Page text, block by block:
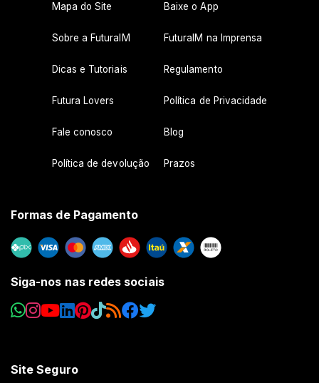
Mapa do Site Baixe o App
Sobre a FuturaIM FuturaIM na Imprensa
Dicas e Tutoriais Regulamento
Futura Lovers Política de Privacidade
Fale conosco Blog
Política de devolução Prazos
Formas de Pagamento
Siga-nos nas redes sociais
Site Seguro